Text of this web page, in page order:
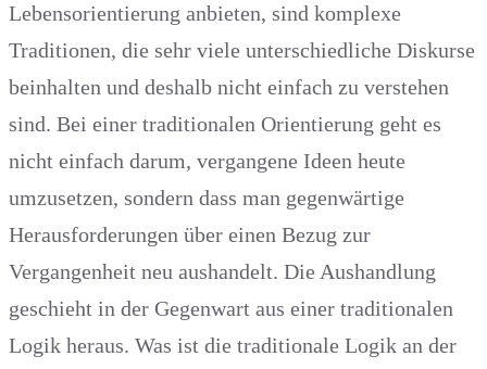
Lebensorientierung anbieten, sind komplexe
Traditionen, die sehr viele unterschiedliche Diskurse
beinhalten und deshalb nicht einfach zu verstehen
sind. Bei einer traditionalen Orientierung geht es
nicht einfach darum, vergangene Ideen heute
umzusetzen, sondern dass man gegenwärtige
Herausforderungen über einen Bezug zur
Vergangenheit neu aushandelt. Die Aushandlung
geschieht in der Gegenwart aus einer traditionalen
Logik heraus. Was ist die traditionale Logik an der